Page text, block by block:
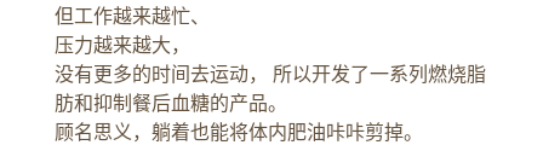
但工作越来越忙、
压力越来越大，
没有更多的时间去运动， 所以开发了一系列燃烧脂
肪和抑制餐后血糖的产品。
顾名思义，躺着也能将体内肥油咔咔剪掉。